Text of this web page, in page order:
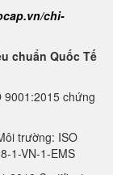
chi-
chuẩn Quốc Tế
9001:2015 chứng
trường: ISO
1-VN-1-EMS